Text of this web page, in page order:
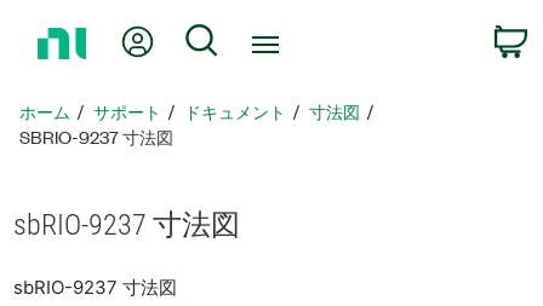
ペ
ー
戻
Myアカウント
検索
ホーム サポート ドキュメント
寸法図
SBRIO-9237 寸法図
sbRIO-9237 寸法図
sbRIO-9237 寸法図